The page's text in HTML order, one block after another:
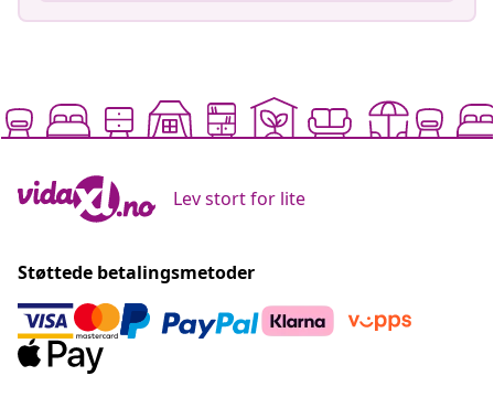
Lev stort for lite
Støttede betalingsmetoder